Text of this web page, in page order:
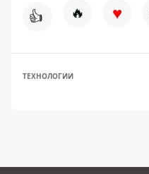
👍 🔥 ♥
ТЕХНОЛОГИИ